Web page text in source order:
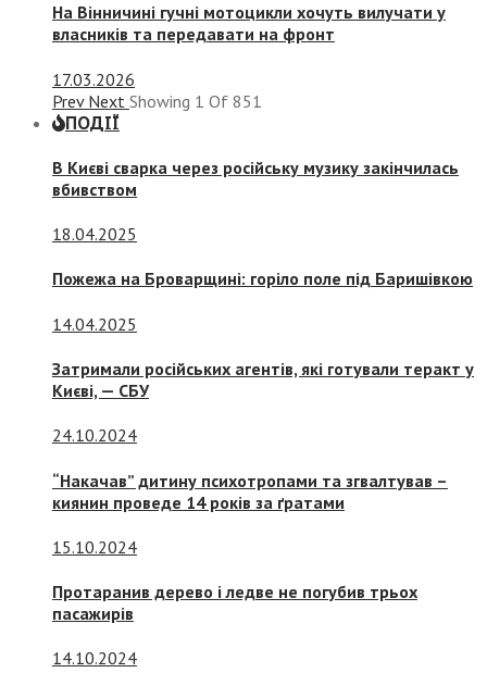
На Вінничині гучні мотоцикли хочуть вилучати у
власників та передавати на фронт
17.03.2026
Prev Next Showing 1 Of 851
ПОДІЇ
В Києві сварка через російську музику закінчилась
вбивством
18.04.2025
Пожежа на Броварщині: горіло поле під Баришівкою
14.04.2025
Затримали російських агентів, які готували теракт у
Києві, — СБУ
24.10.2024
“Накачав” дитину психотропами та згвалтував –
киянин проведе 14 років за ґратами
15.10.2024
Протаранив дерево і ледве не погубив трьох
пасажирів
14.10.2024